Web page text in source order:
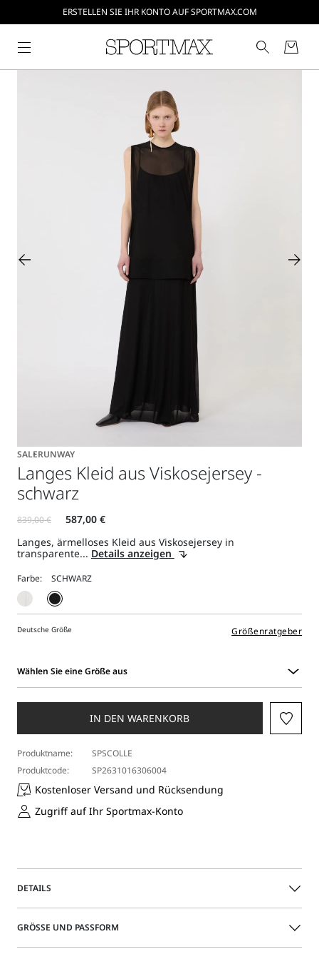
ERSTELLEN SIE IHR KONTO AUF SPORTMAX.COM
SALERUNWAY
Langes Kleid aus Viskosejersey -
schwarz
Langes, ärmelloses Kleid aus Viskosejersey in
transparente... Details anzeigen
Farbe:
Deutsche Größe Größenratgeber
Wählen Sie eine Größe aus
Sie
aus
IN DEN WARENKORB
Produktname:
SPSCOLLE
Produktcode:
SP2631016306004
Kostenloser Versand und Rücksendung
Zugriff auf Ihr Sportmax-Konto
DETAILS
Langes, ärmelloses Kleid aus Viskosejersey in
Silhouette mit einem Riemen vorne an der Taille. Großer,
GRÖSSE UND PASSFORM